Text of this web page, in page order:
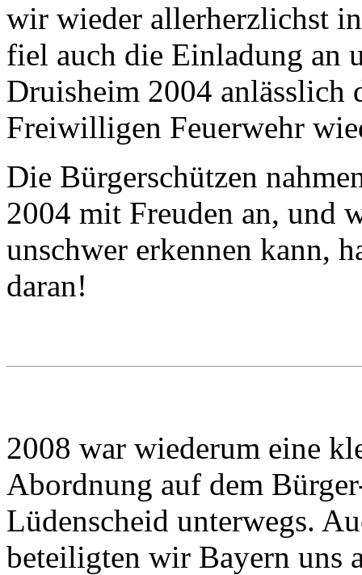
wir wieder allerherzlichst
fiel auch die Einladung an
Druisheim 2004 anlässlich
Freiwilligen Feuerwehr
Die Bürgerschützen
2004 mit Freuden an, und
unschwer erkennen kann,
daran!
2008 war wiederum eine
Abordnung auf dem
Lüdenscheid unterwegs.
beteiligten wir Bayern uns